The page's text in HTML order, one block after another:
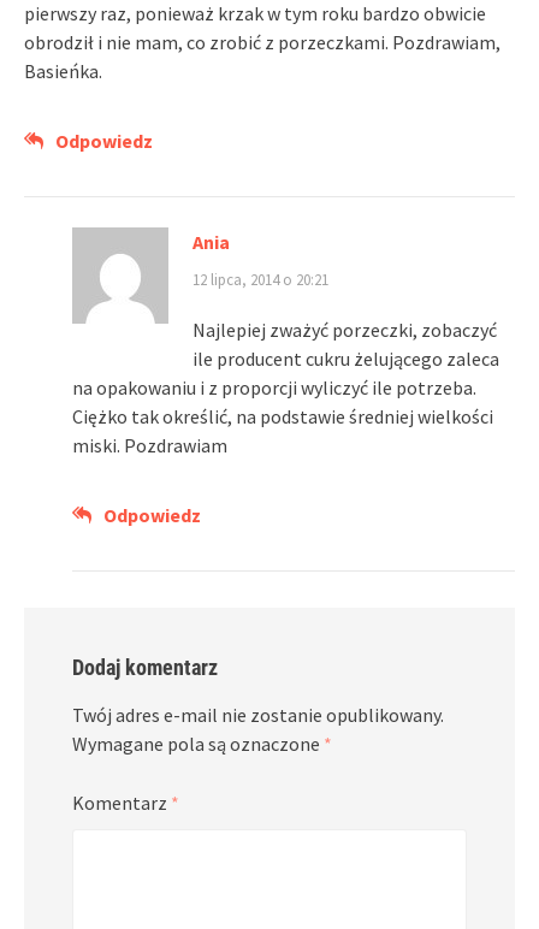
pierwszy raz, ponieważ krzak w tym roku bardzo obwicie
obrodził i nie mam, co zrobić z porzeczkami. Pozdrawiam,
Basieńka.
Odpowiedz
Ania
12 lipca, 2014 o 20:21
Najlepiej zważyć porzeczki, zobaczyć
ile producent cukru żelującego zaleca
na opakowaniu i z proporcji wyliczyć ile potrzeba.
Ciężko tak określić, na podstawie średniej wielkości
miski. Pozdrawiam
Odpowiedz
Dodaj komentarz
Twój adres e-mail nie zostanie opublikowany.
Wymagane pola są oznaczone *
Komentarz *